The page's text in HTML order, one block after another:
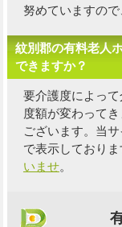
努めていますの
紋別郡の有料老人
できますか？
要介護度によっ
度額が変わって
ございます。当
で表示しており
いませ。